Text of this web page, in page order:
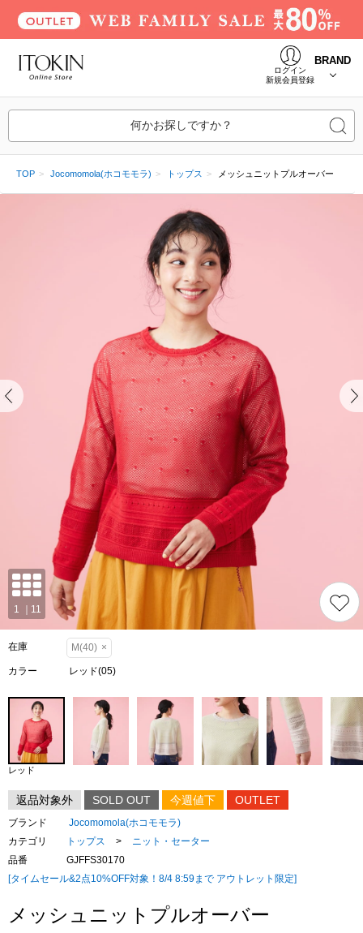
ログイン
新規会員登録
BRAND
何かお探しですか？
TOP Jocomomola(ホコモモラ) トップス メッシュニットプルオーバー
在庫 M(40) ×
カラー レッド(05)
レッド
返品対象外 SOLD OUT 今週値下 OUTLET
ブランド
Jocomomola(ホコモモラ)
カテゴリ
トップス >
ニット・セーター
品番
GJFFS30170
[タイムセール&2点10%OFF対象！8/4 8:59まで アウトレット限定]
メッシュニットプルオーバー